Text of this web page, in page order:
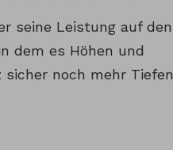
seine Leistung auf den
dem es Höhen und
noch mehr Tiefen